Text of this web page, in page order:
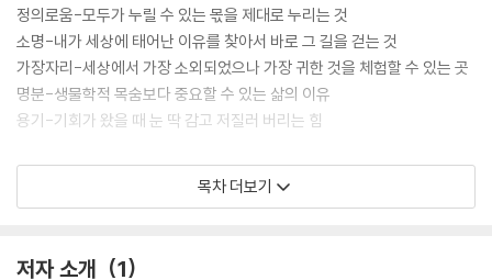
정의로움-모두가 누릴 수 있는 몫을 제대로 누리는 것
소명-내가 세상에 태어난 이유를 찾아서 바로 그 길을 걷는 것
가장자리-세상에서 가장 소외되었으나 가장 귀한 것을 체험할 수 있는 곳
명분-생물학적 목숨보다 중요할 수 있는 삶의 이유
용기-기회가 왔을 때 눈 딱 감고 저질러 버리는 힘
2장. 상상, 창조의 시작
꿈꾸기-추락을 겁내지 않고 미래를 향해 비상하는 돌파구
목차 더보기
저자 소개 1